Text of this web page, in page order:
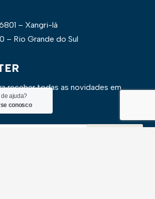
– Xangri-lá
– Rio Grande do Sul
receber todas as novidades em
de ajuda?
conosco